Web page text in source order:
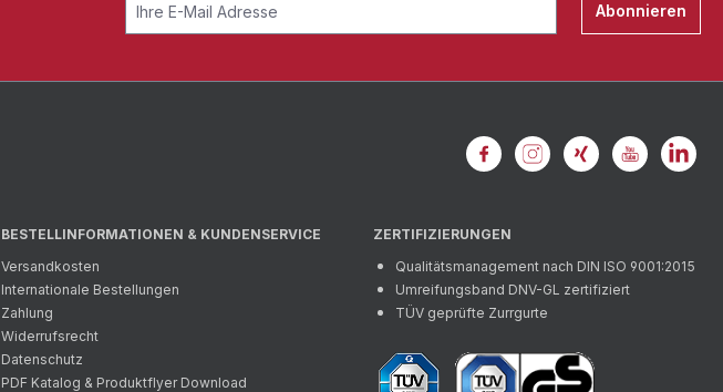
Abonnieren
BESTELLINFORMATIONEN & KUNDENSERVICE
Versandkosten
Internationale Bestellungen
Zahlung
Widerrufsrecht
Datenschutz
PDF Katalog & Produktflyer Download
ZERTIFIZIERUNGEN
Qualitätsmanagement nach DIN ISO 9001:2015
Umreifungsband DNV-GL zertifiziert
TÜV geprüfte Zurrgurte